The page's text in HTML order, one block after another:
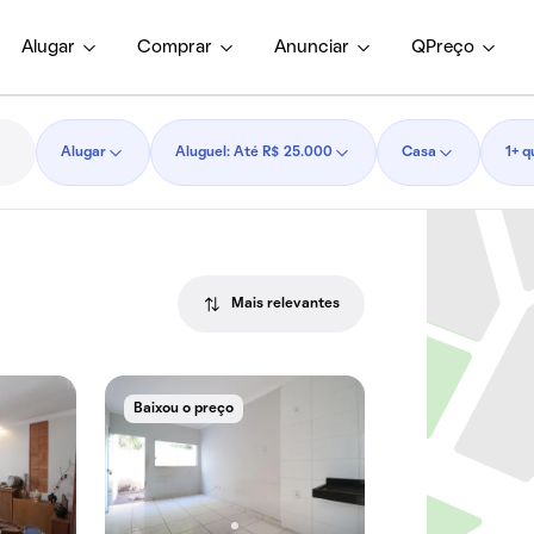
Alugar Comprar Anunciar QPreço
Alugar Aluguel: Até R$ 25.000 Casa 1+
Mais relevantes
Baixou o preço